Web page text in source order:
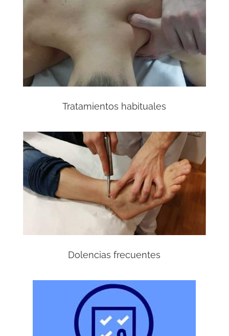
Tratamientos habituales
Dolencias frecuentes